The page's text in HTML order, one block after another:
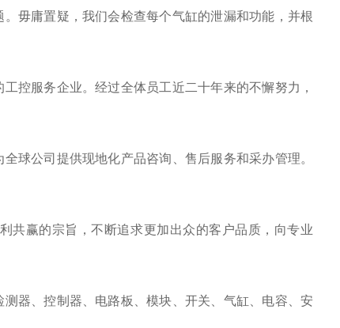
毋庸置疑，我们会检查每个气缸的泄漏和功能，并根
控服务企业。经过全体员工近二十年来的不懈努力，
球公司提供现地化产品咨询、售后服务和采办管理。
共赢的宗旨，不断追求更加出众的客户品质，向专业
器、控制器、电路板、模块、开关、气缸、电容、安